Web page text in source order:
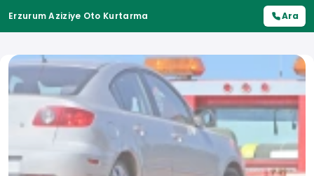
Erzurum Aziziye Oto Kurtarma Ara